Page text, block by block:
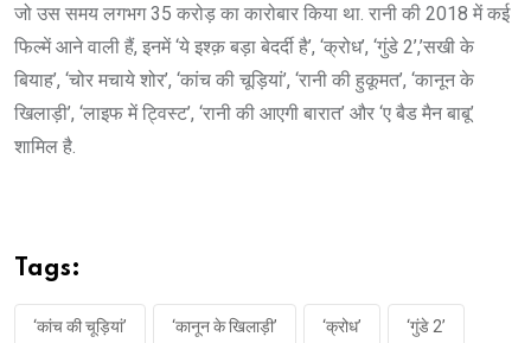
जो उस समय लगभग 35 करोड़ का कारोबार किया था. रानी की 2018 में कई
फिल्में आने वाली हैं, इनमें ‘ये इश्क़ बड़ा बेदर्दी है’, ‘क्रोध’, ‘गुंडे 2’,’सखी के
बियाह’, ‘चोर मचाये शोर’, ‘कांच की चूड़ियां’, ‘रानी की हुकूमत’, ‘कानून के
खिलाड़ी’, ‘लाइफ में ट्विस्ट’, ‘रानी की आएगी बारात’ और ‘ए बैड मैन बाबू’
शामिल है.
Tags:
‘कांच की चूड़ियां’ ‘कानून के खिलाड़ी’ ‘क्रोध’ ‘गुंडे 2’